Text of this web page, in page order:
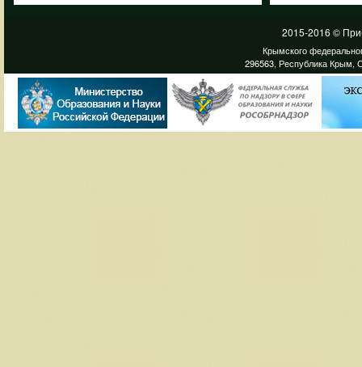
2015-2016 ©
Крымского
296563, Республика Крым,